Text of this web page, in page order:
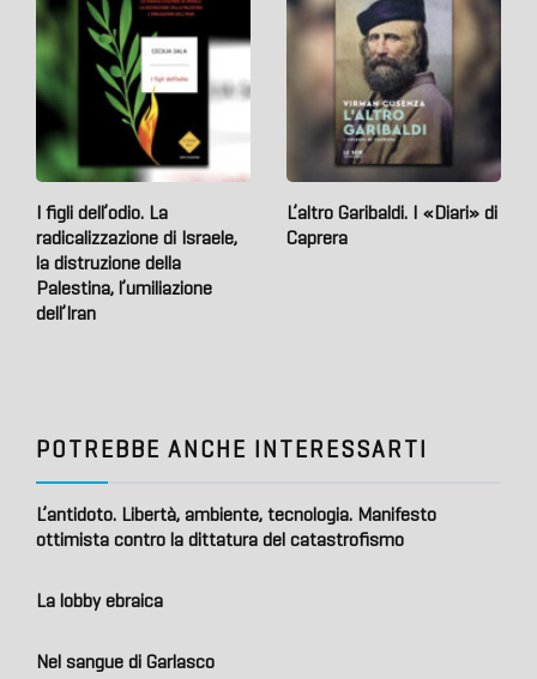
I figli dell’odio. La
radicalizzazione di Israele,
la distruzione della
Palestina, l’umiliazione
dell’Iran
L’altro Garibaldi. I «Diari» di
Caprera
POTREBBE ANCHE INTERESSARTI
L’antidoto. Libertà, ambiente, tecnologia. Manifesto
ottimista contro la dittatura del catastrofismo
La lobby ebraica
Nel sangue di Garlasco